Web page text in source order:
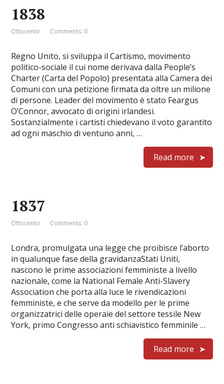
1838
Ottocento Comments: 0
Regno Unito, si sviluppa il Cartismo, movimento
politico-sociale il cui nome derivava dalla People’s
Charter (Carta del Popolo) presentata alla Camera dei
Comuni con una petizione firmata da oltre un milione
di persone. Leader del movimento è stato Feargus
O’Connor, avvocato di origini irlandesi.
Sostanzialmente i cartisti chiedevano il voto garantito
ad ogni maschio di ventuno anni, …
Read more
1837
Ottocento Comments: 0
Londra, promulgata una legge che proibisce l’aborto
in qualunque fase della gravidanzaStati Uniti,
nascono le prime associazioni femministe a livello
nazionale, come la National Female Anti-Slavery
Association che porta alla luce le rivendicazioni
femministe, e che serve da modello per le prime
organizzatrici delle operaie del settore tessile New
York, primo Congresso anti schiavistico femminile …
Read more